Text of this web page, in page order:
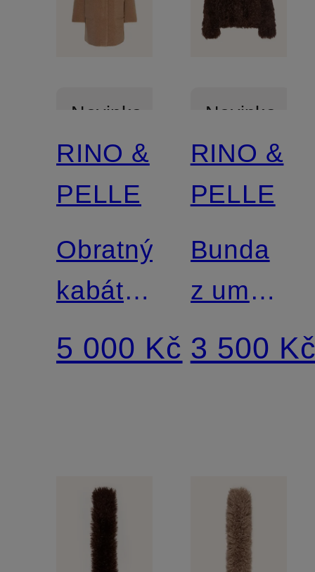
Novinka
RINO &
PELLE
Obratný
kabát z
umělé
kožešiny
5 000 Kč
Novinka
RINO &
PELLE
Bunda
z umělé
kožešiny
LIAS
3 500